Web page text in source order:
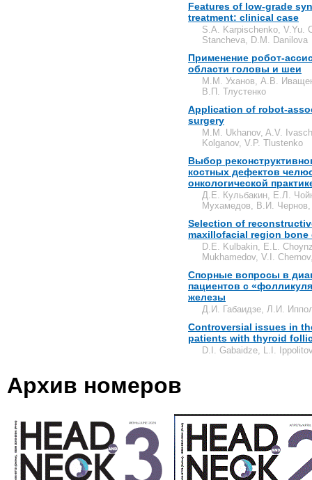
Features of low-grade
treatment: clinical case
S.A. Karpischenko, V.Yu.
Stancheva, D.M. Danilova
Применение робот-
области головы и шеи
М.М. Уханов, А.В.
В.П. Тлустенко
Application of robot-
surgery
M.M. Ukhanov, A.V.
Kolganov, V.P. Tlustenko
Выбор
костных дефектов
онкологической
Д.Е. Кульбакин, Е.Л.
Мухамедов, В.И.
Selection of
maxillofacial region
D.E. Kulbakin, E.L.
Mukhamedov, V.I.
Спорные вопросы в
пациентов с
железы
Д.И. Габаидзе, Л.И.
Controversial issues in
patients with thyroid
D.I. Gabaidze, L.I.
Архив номеров